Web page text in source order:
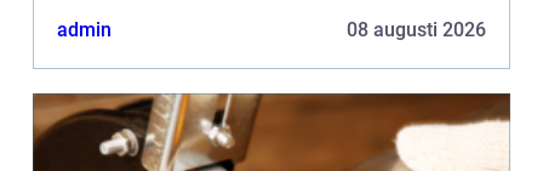
admin 08 augusti 2026